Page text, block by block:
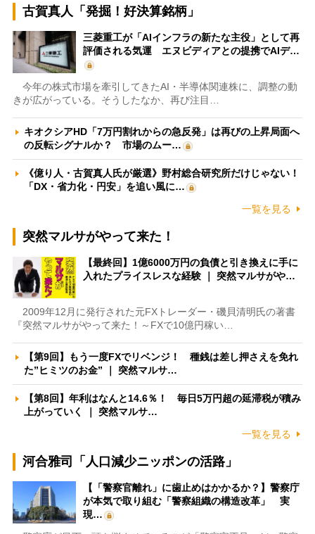
古賀真人「発掘！好決算銘柄」
三菱重工が「AIインフラの新たな主役」として再
評価される気運 エヌビディアとの提携でAIデ…
今年の株式市場を牽引してきたAI・半導体関連株に、調整の動
きが広がっている。そうしたなか、再び注目…
キオクシアHD「7万円割れからの急反発」は再びの上昇局面へ
の反転シグナルか？ 市場のムー…
《億り人・古賀真人氏が厳選》野村総合研究所だけじゃない！
「DX・省力化・円安」を追い風に…
一覧を見る
突然マルサがやって来た！
【最終回】1億6000万円の負債と引き換えに手に
入れたプライスレスな経験 ｜ 突然マルサがや…
2009年12月に発行された元FXトレーダー・磯貝清明氏の著書
『突然マルサがやって来た！～FXで10億円稼い…
【第9回】もう一度FXでリベンジ！ 種銭は差し押さえを免れ
た”ヒミツのお金” ｜ 突然マルサ…
【第8回】年利はなんと14.6％！ 毎日5万円超の延滞税が積み
上がっていく ｜ 突然マルサ…
一覧を見る
河合雅司「人口減少ニッポンの活路」
【「警察官離れ」に歯止めはかかるか？】警察庁
が本気で取り組む「警察組織の構造改革」 実
現…